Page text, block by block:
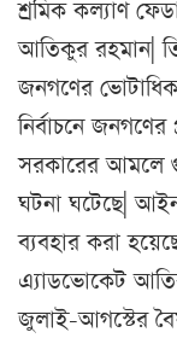
শ্রমিক কল্যাণ
আতিকুর রহমান|
জনগণের
নির্বাচনে জনগণের
সরকারের আমলে
ঘটনা ঘটেছে|
ব্যবহার করা
এ্যাডভোকেট
জুলাই-আগস্টের